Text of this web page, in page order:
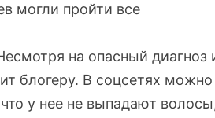
могли пройти все
на опасный диагноз
блогеру. В соцсетях можно
у нее не выпадают